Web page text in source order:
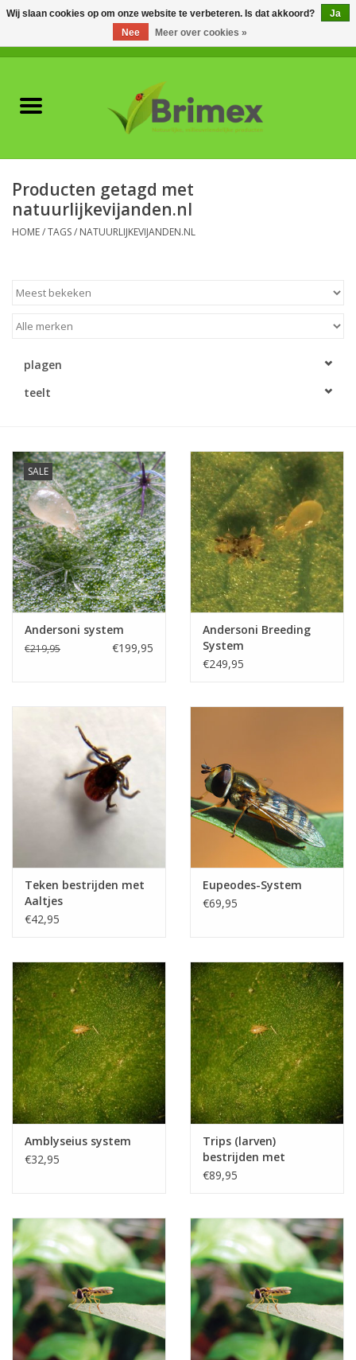
Plagen & Ziekten
Meststoffen en
Bodemverbeteraars
Monitoring
Brimex kaarten
Vallen
Drukspuiten
Onkruid & Reiniging
Zaden
Boom bewatering
Merken
Producten getagd met
natuurlijkevijanden.nl
HOME/TAGS/ NATUURLIJKEVIJANDEN.NL
plagen
teelt
SALE
Andersoni system
€219,95 €199,95
Andersoni Breeding
System
€249,95
Teken bestrijden met
Aaltjes
€42,95
Eupeodes-System
€69,95
Amblyseius system
€32,95
Trips (larven)
bestrijden met
roofmijt Brimex ABS
€89,95
Wij slaan cookies op om onze website te verbeteren. Is dat akkoord?
Ja
Nee
Meer over cookies »